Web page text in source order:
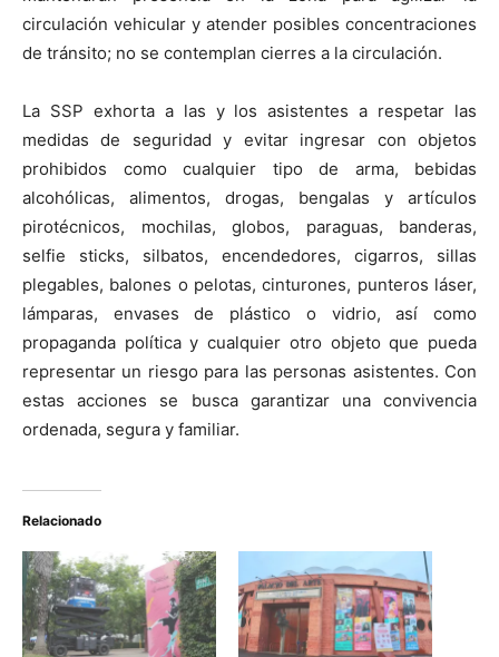
circulación vehicular y atender posibles concentraciones
de tránsito; no se contemplan cierres a la circulación.
La SSP exhorta a las y los asistentes a respetar las
medidas de seguridad y evitar ingresar con objetos
prohibidos como cualquier tipo de arma, bebidas
alcohólicas, alimentos, drogas, bengalas y artículos
pirotécnicos, mochilas, globos, paraguas, banderas,
selfie sticks, silbatos, encendedores, cigarros, sillas
plegables, balones o pelotas, cinturones, punteros láser,
lámparas, envases de plástico o vidrio, así como
propaganda política y cualquier otro objeto que pueda
representar un riesgo para las personas asistentes. Con
estas acciones se busca garantizar una convivencia
ordenada, segura y familiar.
Relacionado